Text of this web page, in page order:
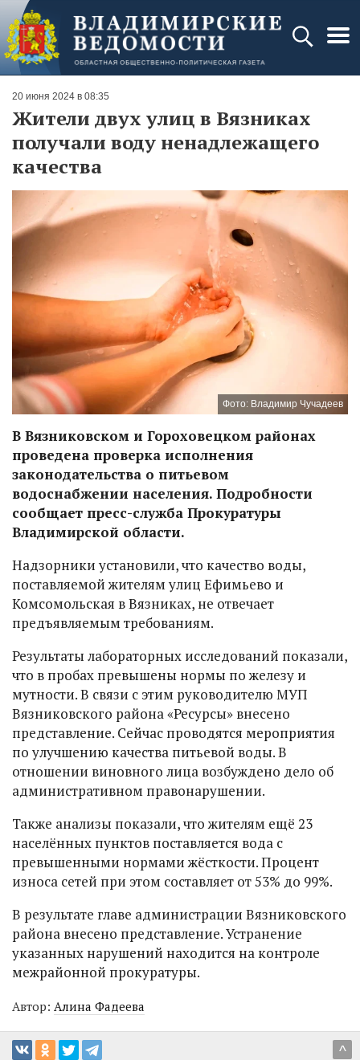
20 июня 2024 в 08:35
Жители двух улиц в Вязниках
получали воду ненадлежащего
качества
Фото: Владимир Чучадеев
В Вязниковском и Гороховецком районах
проведена проверка исполнения
законодательства о питьевом
водоснабжении населения. Подробности
сообщает пресс-служба Прокуратуры
Владимирской области.
Надзорники установили, что качество воды,
поставляемой жителям улиц Ефимьево и
Комсомольская в Вязниках, не отвечает
предъявляемым требованиям.
Результаты лабораторных исследований показали,
что в пробах превышены нормы по железу и
мутности. В связи с этим руководителю МУП
Вязниковского района «Ресурсы» внесено
представление. Сейчас проводятся мероприятия
по улучшению качества питьевой воды. В
отношении виновного лица возбуждено дело об
административном правонарушении.
Также анализы показали, что жителям ещё 23
населённых пунктов поставляется вода с
превышенными нормами жёсткости. Процент
износа сетей при этом составляет от 53% до 99%.
В результате главе администрации Вязниковского
района внесено представление. Устранение
указанных нарушений находится на контроле
межрайонной прокуратуры.
Автор: Алина Фадеева
^